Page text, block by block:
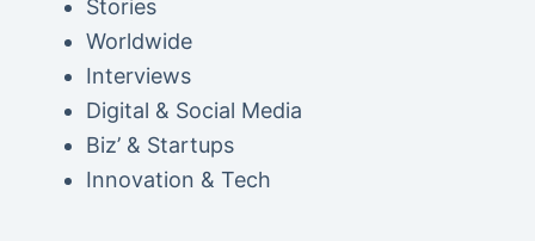
Stories
Worldwide
Interviews
Digital & Social Media
Biz’ & Startups
Innovation & Tech